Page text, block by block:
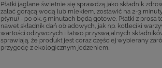
Płatki jaglane świetnie się sprawdzą jako składnik
zalać gorącą wodą lub mlekiem, zostawić na 2-3
płynu) - po ok. 5 minutach będą gotowe. Płatki z
nawet składnik dań obiadowych, jak np. kotleciki
wartości odżywczych i łatwo przyswajalnych
sprawiają, że produkt jest coraz częściej wybierany
przygodę z ekologicznym jedzeniem.